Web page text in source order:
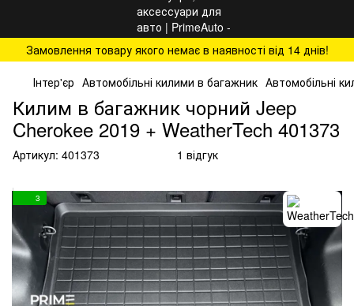
Замовлення товару якого немає в наявності від 14 днів!
Інтер'єр Автомобільні килими в багажник Автомобільні
Килим в багажник чорний Jeep
Cherokee 2019 + WeatherTech 401373
Артикул: 401373 1 відгук
3